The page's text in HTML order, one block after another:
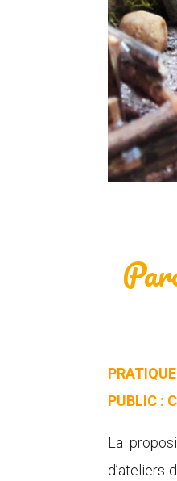
PUBLIC :
La
d’ateliers